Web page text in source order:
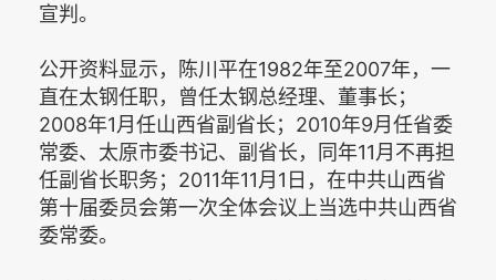
宣判。
公开资料显示，陈川平在1982年至2007年，一
直在太钢任职，曾任太钢总经理、董事长；
2008年1月任山西省副省长；2010年9月任省委
常委、太原市委书记、副省长，同年11月不再担
任副省长职务；2011年11月1日，在中共山西省
第十届委员会第一次全体会议上当选中共山西省
委常委。